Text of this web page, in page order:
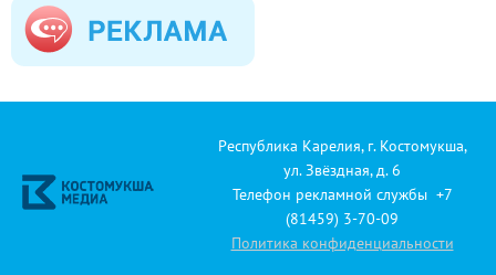
Республика Карелия, г. Костомукша,
ул. Звёздная, д. 6
Телефон рекламной службы +7
(81459) 3-70-09
Политика конфиденциальности